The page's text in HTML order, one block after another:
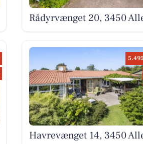
Rådyrvænget 20, 3450
Havrevænget 14, 3450